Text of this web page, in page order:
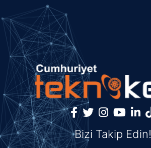
Bizi Takip Edin!